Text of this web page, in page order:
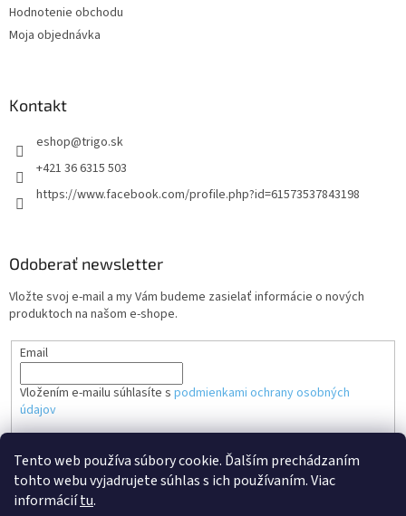
Tento web používa súbory cookie. Ďalším prechádzaním
tohto webu vyjadrujete súhlas s ich používaním. Viac
informáciítu.
Hodnotenie obchodu
Moja objednávka
Kontakt
eshop@trigo.sk
+421 36 6315 503
https://www.facebook.com/profile.php?id=61573537843198
Odoberať newsletter
Vložte svoj e-mail a my Vám budeme zasielať informácie o nových
produktoch na našom e-shope.
Email
Vložením e-mailu súhlasíte s podmienkami ochrany osobných
údajov
PRIHLÁSIŤ SA